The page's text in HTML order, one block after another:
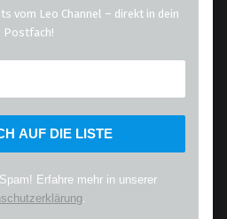
vom Leo Channel – direkt in dein
Postfach!
Erfahre mehr in unserer